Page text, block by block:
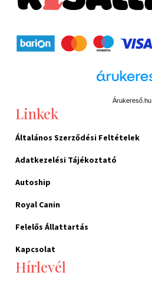
Árukereső.hu
Linkek
Általános Szerződési Feltételek
Adatkezelési Tájékoztató
Autoship
Royal Canin
Felelős Állattartás
Kapcsolat
Hírlevél